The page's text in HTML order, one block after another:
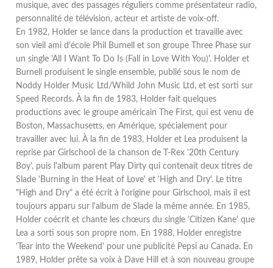
musique, avec des passages réguliers comme présentateur radio,
personnalité de télévision, acteur et artiste de voix-off.
En 1982, Holder se lance dans la production et travaille avec
son vieil ami d'école Phil Burnell et son groupe Three Phase sur
un single 'All I Want To Do Is (Fall in Love With You)'. Holder et
Burnell produisent le single ensemble, publié sous le nom de
Noddy Holder Music Ltd/Whild John Music Ltd, et est sorti sur
Speed Records. À la fin de 1983, Holder fait quelques
productions avec le groupe américain The First, qui est venu de
Boston, Massachusetts, en Amérique, spécialement pour
travailler avec lui. À la fin de 1983, Holder et Lea produisent la
reprise par Girlschool de la chanson de T-Rex '20th Century
Boy', puis l'album parent Play Dirty qui contenait deux titres de
Slade 'Burning in the Heat of Love' et 'High and Dry'. Le titre
"High and Dry" a été écrit à l'origine pour Girlschool, mais il est
toujours apparu sur l'album de Slade la même année. En 1985,
Holder coécrit et chante les chœurs du single 'Citizen Kane' que
Lea a sorti sous son propre nom. En 1988, Holder enregistre
'Tear into the Weekend' pour une publicité Pepsi au Canada. En
1989, Holder prête sa voix à Dave Hill et à son nouveau groupe